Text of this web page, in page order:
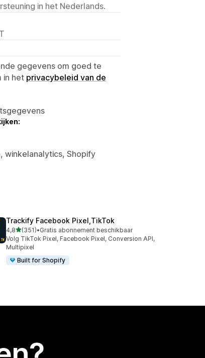
in het Nederlands.
gegevens om goed te
in het privacybeleid van de
winkelanalytics, Shopify
Trackify Facebook Pixel,TikTok
4,8van 5 sterren
(351)
351 recensies in totaal
•Gratis abonnement beschikbaar
Volg TikTok Pixel, Facebook Pixel, Conversion API,
Multipixel
Built for Shopify